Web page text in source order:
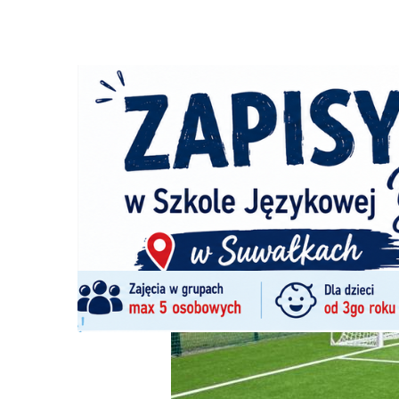
Ścieżka
nawigacyjna
Strona główna
Radny
Z ŻYCIA MIASTA 19/01/2026 / 2 Komentarzy
Radny pyta o boiska ze sztuczną